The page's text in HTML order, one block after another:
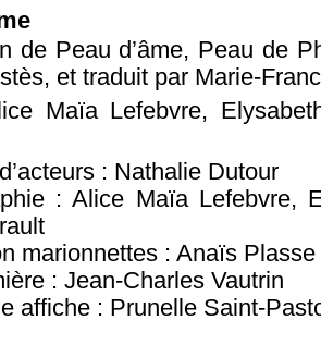
de Peau d’âme, Peau de
et traduit par Marie-
Maïa Lefebvre,
: Nathalie Dutour
: Alice Maïa Lefebvre,
marionnettes : Anaïs Plasse
: Jean-Charles Vautrin
affiche : Prunelle Saint-